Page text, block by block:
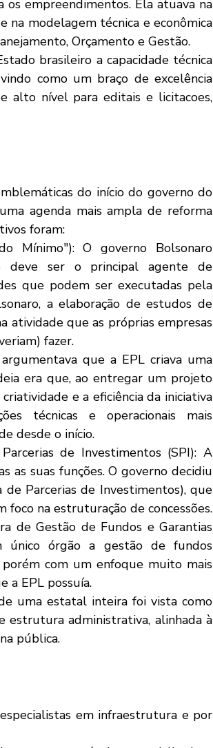
os empreendimentos. Ela atuava na
na modelagem técnica e econômica
Orçamento e Gestão.
como um braço de excelência
alto nível para editais e licitacoes,
agenda mais ampla de reforma
foram:
Mínimo"): O governo Bolsonaro
ser o principal agente de
que podem ser executadas pela
a elaboração de estudos de
atividade que as próprias empresas
fazer.
que a EPL criava uma
era que, ao entregar um projeto
e a eficiência da iniciativa
técnicas e operacionais mais
desde o início.
de Investimentos (SPI): A
as suas funções. O governo decidiu
Parcerias de Investimentos), que
foco na estruturação de concessões.
de Gestão de Fundos e Garantias
único órgão a gestão de fundos
com um enfoque muito mais
a EPL possuía.
uma estatal inteira foi vista como
estrutura administrativa, alinhada à
pública.